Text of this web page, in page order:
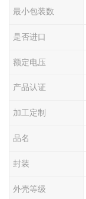
最小包装数
是否进口
额定电压
产品认证
加工定制
品名
封装
外壳等级